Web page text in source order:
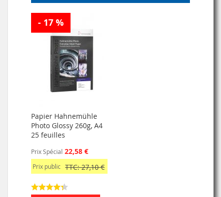
- 17 %
Papier Hahnemühle
Photo Glossy 260g, A4
25 feuilles
Prix Spécial 22,58 €
Prix public TTC: 27,10 €